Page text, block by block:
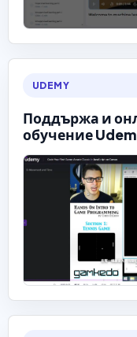
UDEMY
Поддържа и
обучение